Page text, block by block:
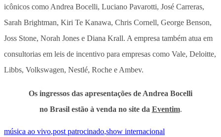
icônicos como Andrea Bocelli, Luciano Pavarotti, José Carreras,
Sarah Brightman, Kiri Te Kanawa, Chris Cornell, George Benson,
Joss Stone, Norah Jones e Diana Krall. A empresa também atua em
consultorias em leis de incentivo para empresas como Vale, Deloitte,
Libbs, Volkswagen, Nestlé, Roche e Ambev.
Os ingressos das apresentações de Andrea Bocelli
no Brasil estão à venda no site da Eventim.
música ao vivo,post patrocinado,show internacional